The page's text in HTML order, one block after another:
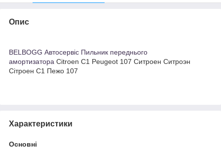
Опис
BELBOGG Автосервіс Пильник переднього
амортизатора Citroen C1 Peugeot 107 Ситроен Ситроэн
Сітроен С1 Пежо 107
Характеристики
Основні